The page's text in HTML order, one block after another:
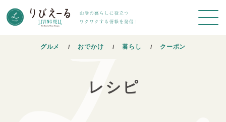
グルメ おでかけ 暮らし クーポン
レシピ